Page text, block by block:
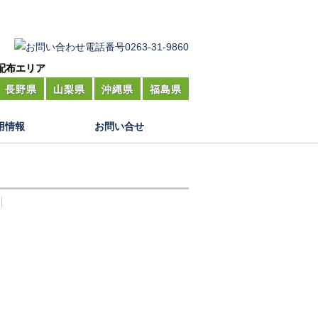
布エリア
長野県
山梨県 沖縄県 福島県
情報 お問い合せ